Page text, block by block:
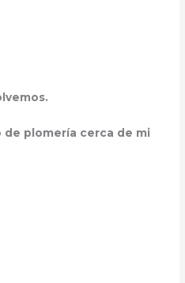
de plomería cerca de mi